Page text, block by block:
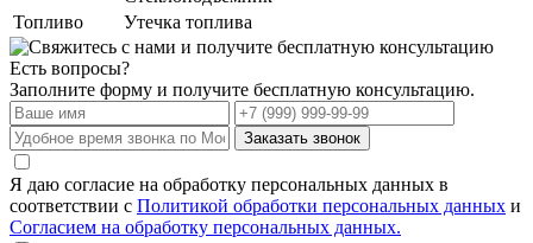
Топливо
Утечка топлива
Есть вопросы?
Заполните форму и получите бесплатную консультацию.
Заказать звонок
Я даю согласие на обработку персональных данных в
соответствии с Политикой обработки персональных данных и
Согласием на обработку персональных данных.